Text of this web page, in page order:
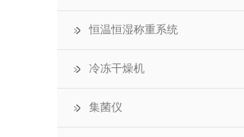
恒温恒湿称重系统
冷冻干燥机
集菌仪